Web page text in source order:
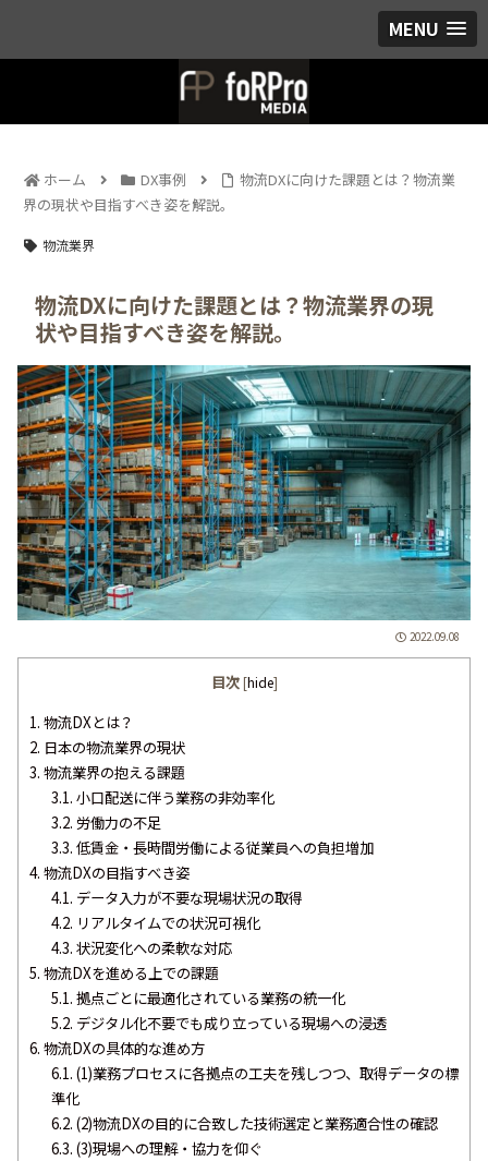
MENU
ホーム DX事例
物流DXに向けた課題とは？物流業
界の現状や目指すべき姿を解説。
物流業界
物流DXに向けた課題とは？物流業界の現
状や目指すべき姿を解説。
2022.09.08
目次 [hide]
1. 物流DXとは？
2. 日本の物流業界の現状
3. 物流業界の抱える課題
3.1. 小口配送に伴う業務の非効率化
3.2. 労働力の不足
3.3. 低賃金・長時間労働による従業員への負担増加
4. 物流DXの目指すべき姿
4.1. データ入力が不要な現場状況の取得
4.2. リアルタイムでの状況可視化
4.3. 状況変化への柔軟な対応
5. 物流DXを進める上での課題
5.1. 拠点ごとに最適化されている業務の統一化
5.2. デジタル化不要でも成り立っている現場への浸透
6. 物流DXの具体的な進め方
6.1. (1)業務プロセスに各拠点の工夫を残しつつ、取得データの標
準化
6.2. (2)物流DXの目的に合致した技術選定と業務適合性の確認
6.3. (3)現場への理解・協力を仰ぐ